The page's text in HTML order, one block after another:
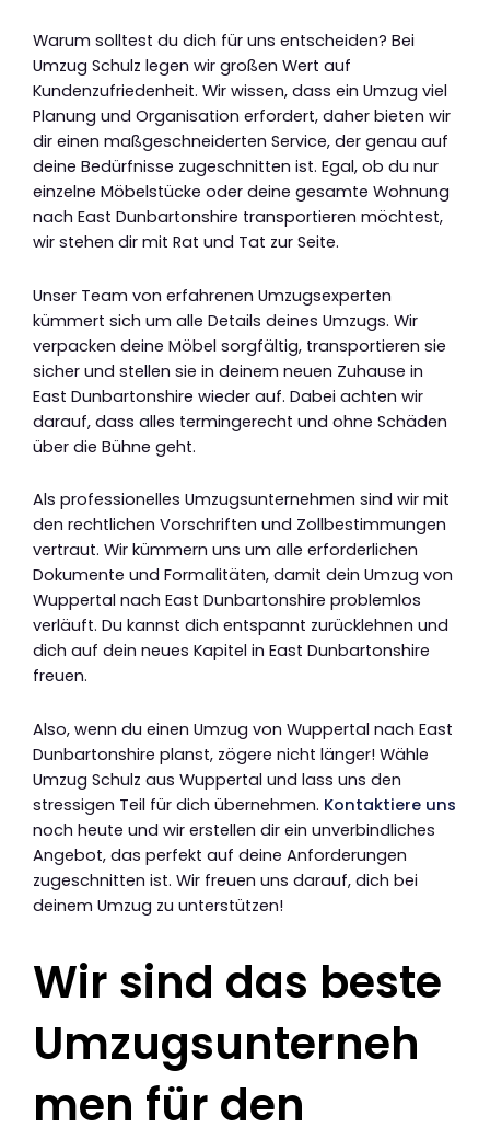
Warum solltest du dich für uns entscheiden? Bei
Umzug Schulz legen wir großen Wert auf
Kundenzufriedenheit. Wir wissen, dass ein Umzug viel
Planung und Organisation erfordert, daher bieten wir
dir einen maßgeschneiderten Service, der genau auf
deine Bedürfnisse zugeschnitten ist. Egal, ob du nur
einzelne Möbelstücke oder deine gesamte Wohnung
nach East Dunbartonshire transportieren möchtest,
wir stehen dir mit Rat und Tat zur Seite.
Unser Team von erfahrenen Umzugsexperten
kümmert sich um alle Details deines Umzugs. Wir
verpacken deine Möbel sorgfältig, transportieren sie
sicher und stellen sie in deinem neuen Zuhause in
East Dunbartonshire wieder auf. Dabei achten wir
darauf, dass alles termingerecht und ohne Schäden
über die Bühne geht.
Als professionelles Umzugsunternehmen sind wir mit
den rechtlichen Vorschriften und Zollbestimmungen
vertraut. Wir kümmern uns um alle erforderlichen
Dokumente und Formalitäten, damit dein Umzug von
Wuppertal nach East Dunbartonshire problemlos
verläuft. Du kannst dich entspannt zurücklehnen und
dich auf dein neues Kapitel in East Dunbartonshire
freuen.
Also, wenn du einen Umzug von Wuppertal nach East
Dunbartonshire planst, zögere nicht länger! Wähle
Umzug Schulz aus Wuppertal und lass uns den
stressigen Teil für dich übernehmen. Kontaktiere uns
noch heute und wir erstellen dir ein unverbindliches
Angebot, das perfekt auf deine Anforderungen
zugeschnitten ist. Wir freuen uns darauf, dich bei
deinem Umzug zu unterstützen!
Wir sind das beste
Umzugsunterneh
men für den